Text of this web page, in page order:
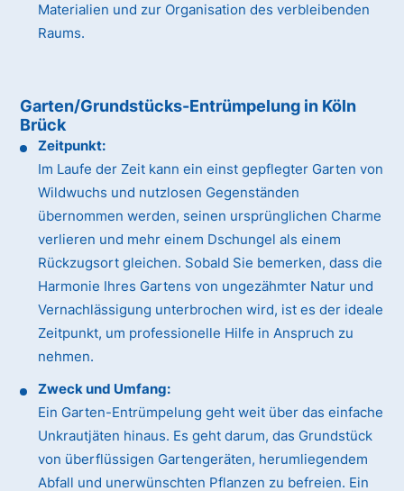
Materialien und zur Organisation des verbleibenden
Raums.
Garten/Grundstücks-Entrümpelung in Köln
Brück
Zeitpunkt:
Im Laufe der Zeit kann ein einst gepflegter Garten von
Wildwuchs und nutzlosen Gegenständen
übernommen werden, seinen ursprünglichen Charme
verlieren und mehr einem Dschungel als einem
Rückzugsort gleichen. Sobald Sie bemerken, dass die
Harmonie Ihres Gartens von ungezähmter Natur und
Vernachlässigung unterbrochen wird, ist es der ideale
Zeitpunkt, um professionelle Hilfe in Anspruch zu
nehmen.
Zweck und Umfang:
Ein Garten-Entrümpelung geht weit über das einfache
Unkrautjäten hinaus. Es geht darum, das Grundstück
von überflüssigen Gartengeräten, herumliegendem
Abfall und unerwünschten Pflanzen zu befreien. Ein